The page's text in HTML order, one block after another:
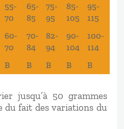
55-
70
65-
85
75-
95
85-
105
95-
115
60-
70
70-
84
82-
94
90-
104
100-
114
B B B B B
jusqu’à 50 grammes
du fait des variations du